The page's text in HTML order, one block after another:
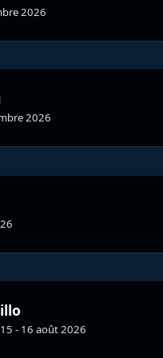
2026
D F4U Corsair
D
2026
D Scandinavian Airshow
D
15 - 16 août 2026